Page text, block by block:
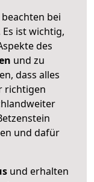
bei
ist wichtig,
des
und zu
dass alles
richtigen
und dafür
und erhalten